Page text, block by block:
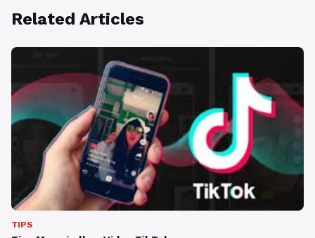
Related Articles
TIPS